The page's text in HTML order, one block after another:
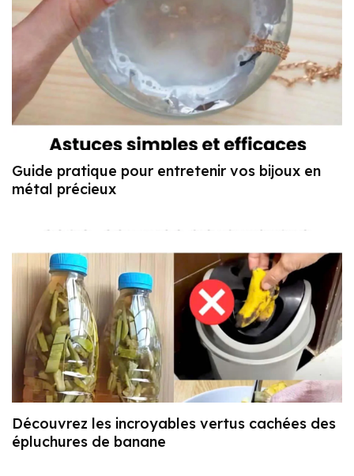
Guide pratique pour entretenir vos bijoux en
métal précieux
Découvrez les incroyables vertus cachées des
épluchures de banane